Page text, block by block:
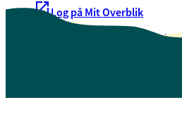
Log på Mit Overblik